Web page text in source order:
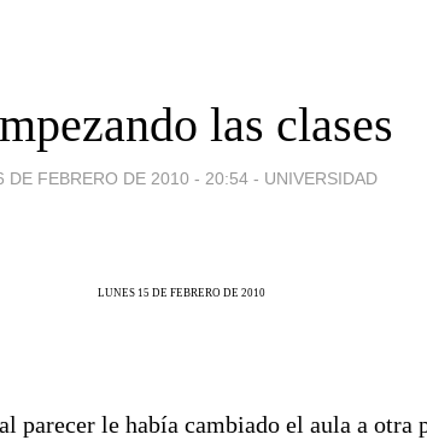
las clases
DE FEBRERO DE 2010 - 20:54 - UNIVERSIDAD
LUNES 15 DE FEBRERO DE 2010
parecer le había cambiado el aula a otra